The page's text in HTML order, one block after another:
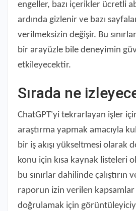
engeller, bazı içerikler ücretli
ardında gizlenir ve bazı
verilmeksizin değişir. Bu
bir arayüzle bile deneyimin
etkileyecektir.
Sırada ne
ChatGPT'yi tekrarlayan işler
araştırma yapmak amacıyla
bir iş akışı yükseltmesi olarak
konu için kısa kaynak listeleri
bu sınırlar dahilinde çalıştırın
raporun izin verilen kapsamlar
doğrulamak için